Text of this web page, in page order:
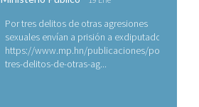
Por tres delitos de otras agresiones
sexuales envían a prisión a exdiputado
https://www.mp.hn/publicaciones/por-
tres-delitos-de-otras-ag...